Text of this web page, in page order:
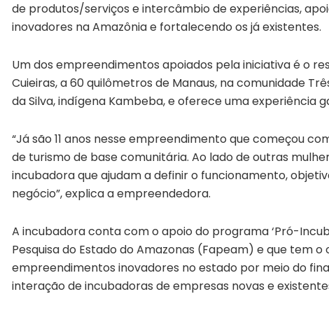
de produtos/serviços e intercâmbio de experiências,
inovadores na Amazônia e fortalecendo os já existentes.
Um dos empreendimentos apoiados pela iniciativa é o
Cuieiras, a 60 quilômetros de Manaus, na comunidade
da Silva, indígena Kambeba, e oferece uma experiência
“Já são 11 anos nesse empreendimento que começou
de turismo de base comunitária. Ao lado de outras
incubadora que ajudam a definir o funcionamento,
negócio”, explica a empreendedora.
A incubadora conta com o apoio do programa ‘Pró-
Pesquisa do Estado do Amazonas (Fapeam) e que tem
empreendimentos inovadores no estado por meio do
interação de incubadoras de empresas novas e